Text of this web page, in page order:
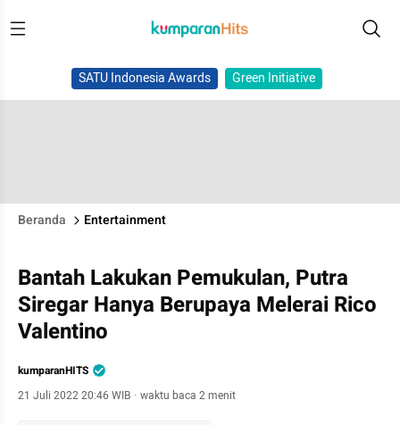
SATU Indonesia Awards Green Initiative
Beranda Entertainment
Bantah Lakukan Pemukulan, Putra
Siregar Hanya Berupaya Melerai Rico
Valentino
kumparanHITS
21 Juli 2022 20:46 WIB · waktu baca 2 menit